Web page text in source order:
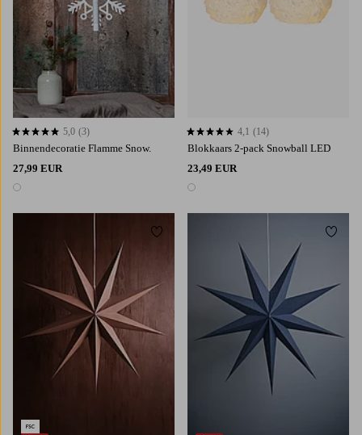
Binnendecoratie Flamme Snow.
27,99 EUR
1 kleur
5,0 op basis van 3 beoordelingen
5,0 (3)
Blokkaars 2-pack Snowball LED
23,49 EUR
1 kleur
4,1 op basis van 14 beoordelingen
4,1 (14)
Toevoegen aan favorieten